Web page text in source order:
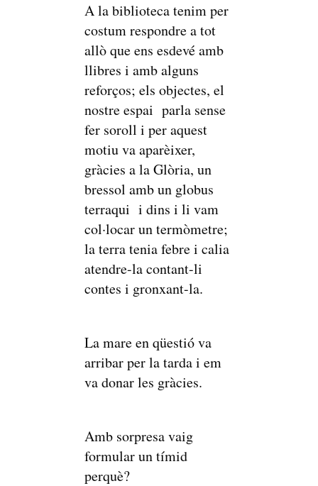
A la biblioteca tenim per
costum respondre a tot
allò que ens esdevé amb
llibres i amb alguns
reforços; els objectes, el
nostre espai parla sense
fer soroll i per aquest
motiu va aparèixer,
gràcies a la Glòria, un
bressol amb un globus
terraqui i dins i li vam
col·locar un termòmetre;
la terra tenia febre i calia
atendre-la contant-li
contes i gronxant-la.
La mare en qüestió va
arribar per la tarda i em
va donar les gràcies.
Amb sorpresa vaig
formular un tímid
perquè?